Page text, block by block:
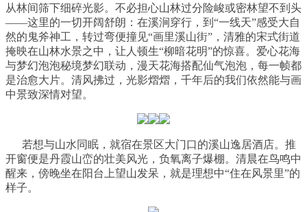
从林间筛下细碎光影。不必担心山林过分险峻或密林望不到头
——这里的一切开阔舒朗：在溪涧穿行，到“一线天”感受大自
然的鬼斧神工，转过弯便撞见“画里溪山街”，清雅的宋式街道
掩映在山林水景之中，让人顿生“柳暗花明”的惊喜。爱心花海
与梦幻泡泡秘境梦幻联动，漫天花海搭配仙气泡泡，每一帧都
是治愈大片。清风拂过，光影熠熠，千年后的我们依然能与画
中景致深情对望。
若想与山水同眠，就宿在景区大门口的溪山逸居酒店。推
开窗便是丹霞山峦的壮美风光，负氧离子爆棚。清晨在鸟鸣中
醒来，傍晚坐在阳台上望山发呆，就是理想中“住在风景里”的
样子。